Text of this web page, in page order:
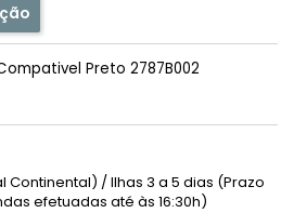
Preto 2787B002
Continental) / Ilhas 3 a 5 dias (Prazo
efetuadas até às 16:30h)